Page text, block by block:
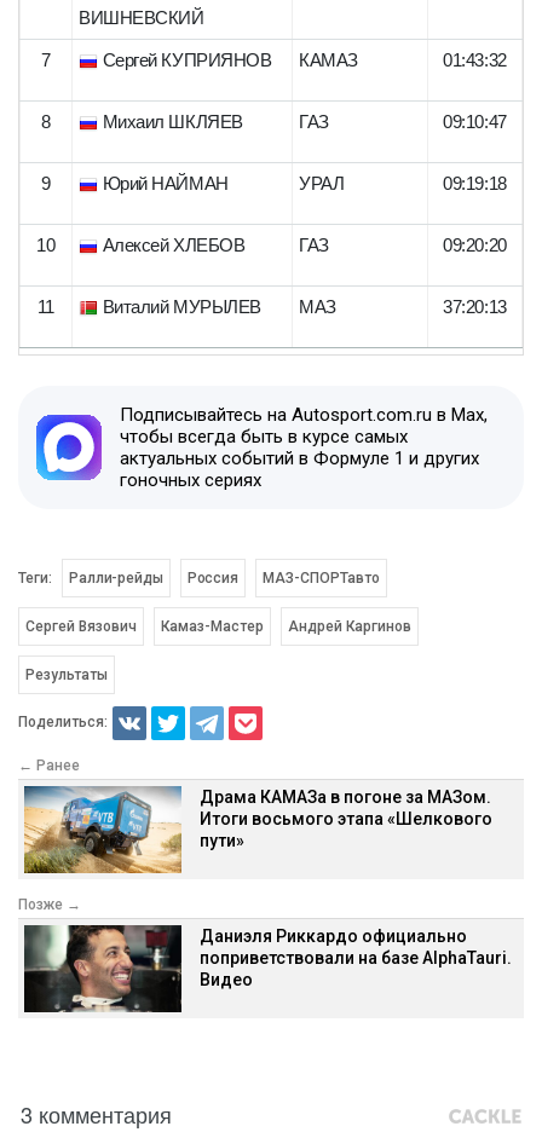
ВИШНЕВСКИЙ
7 Сергей КУПРИЯНОВ КАМАЗ 01:43:32
8 Михаил ШКЛЯЕВ ГАЗ 09:10:47
9 Юрий НАЙМАН УРАЛ 09:19:18
10 Алексей ХЛЕБОВ ГАЗ 09:20:20
11 Виталий МУРЫЛЕВ МАЗ 37:20:13
Подписывайтесь на Autosport.com.ru в Max,
чтобы всегда быть в курсе самых
актуальных событий в Формуле 1 и других
гоночных сериях
Теги: Ралли-рейды Россия МАЗ-СПОРТавто
Сергей Вязович Камаз-Мастер Андрей Каргинов
Результаты
Поделиться:
← Ранее
Драма КАМАЗа в погоне за МАЗом.
Итоги восьмого этапа «Шелкового
пути»
Позже →
Даниэля Риккардо официально
поприветствовали на базе AlphaTauri.
Видео
3 комментария